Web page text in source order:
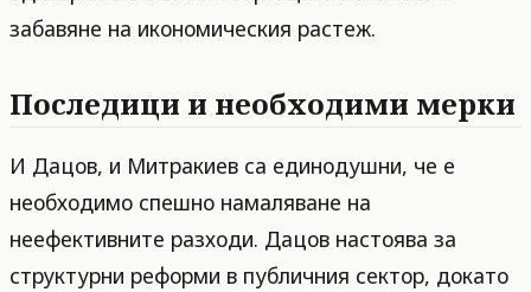
забавяне на икономическия растеж.
Последици и необходими мерки
И Дацов, и Митракиев са единодушни, че е
необходимо спешно намаляване на
неефективните разходи. Дацов настоява за
структурни реформи в публичния сектор, докато